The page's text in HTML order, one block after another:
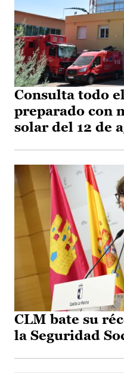
Consulta todo
preparado con
solar del 12 de
CLM bate su
la Seguridad